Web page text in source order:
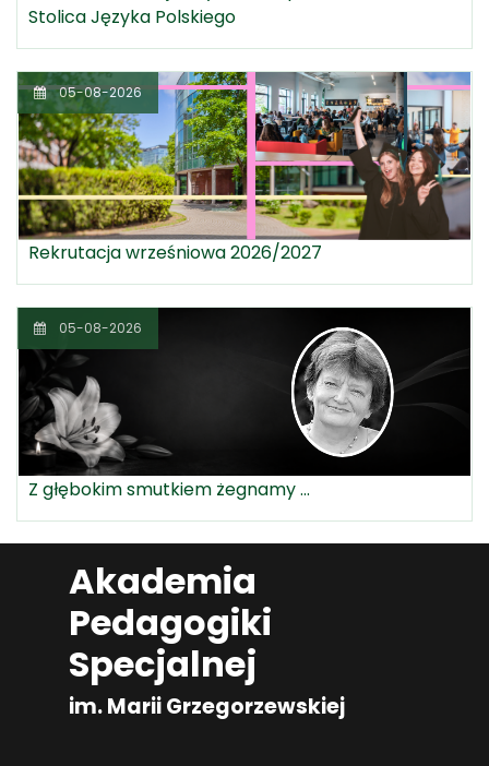
Stolica Języka Polskiego
05-08-2026
Rekrutacja wrześniowa 2026/2027
05-08-2026
Z głębokim smutkiem żegnamy ...
Akademia
Pedagogiki
Specjalnej
im. Marii Grzegorzewskiej